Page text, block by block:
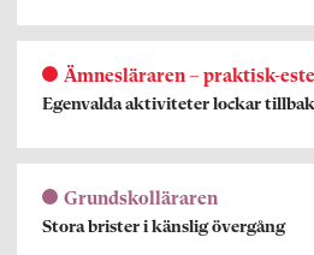
Ämnesläraren – praktisk-
Egenvalda aktiviteter lockar
Grundskolläraren
Stora brister i känslig övergång